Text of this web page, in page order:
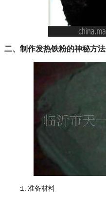
二、制作发热铁粉的神秘方法
1.准备材料